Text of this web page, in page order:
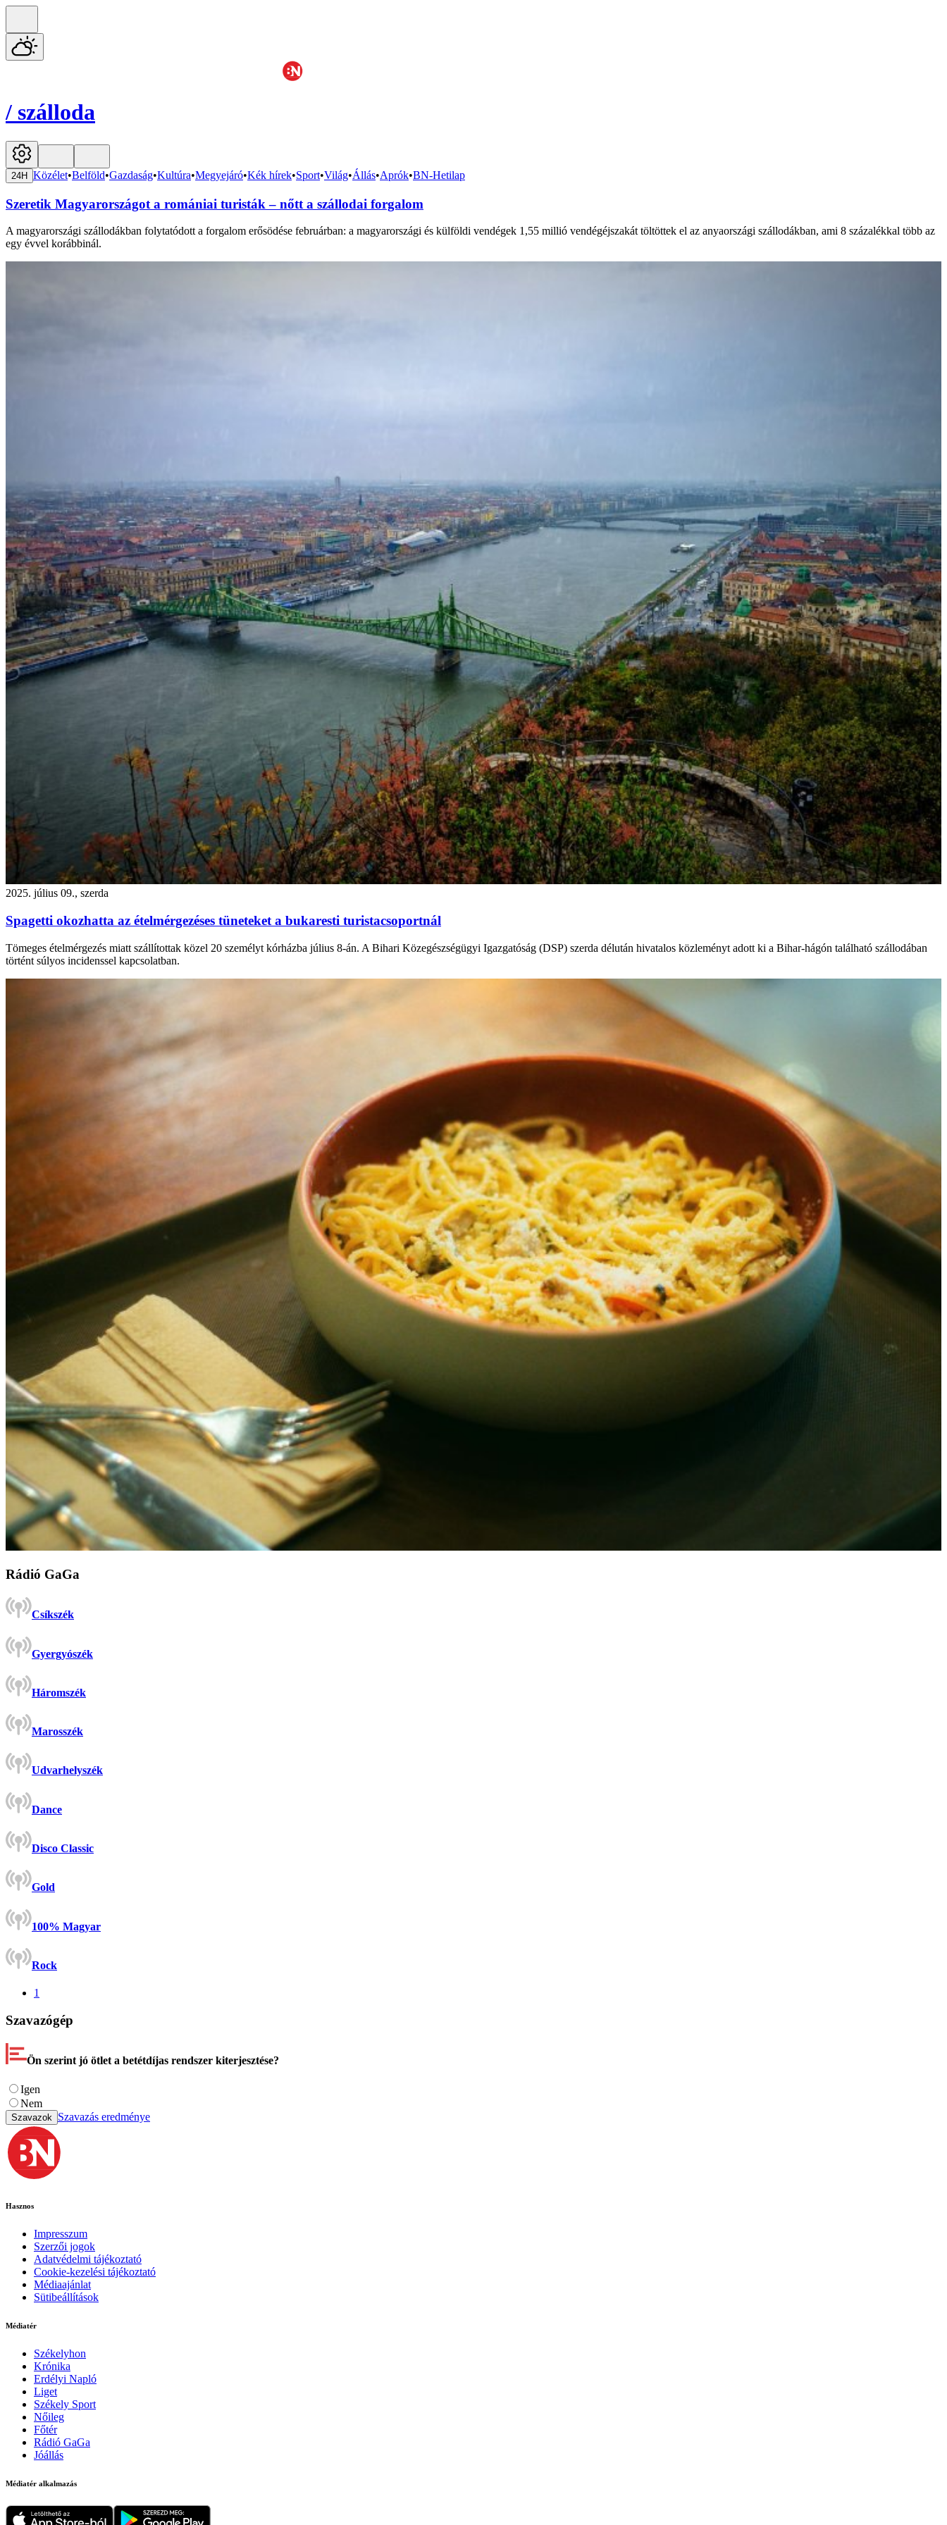
/ szálloda
24H Közélet•Belföld•Gazdaság•Kultúra•Megyejáró•Kék hírek•Sport•Világ•Állás•Aprók•BN-Hetilap
Szeretik Magyarországot a romániai turisták – nőtt a szállodai forgalom
A magyarországi szállodákban folytatódott a forgalom erősödése februárban: a magyarországi és külföldi vendégek 1,55 millió vendégéjszakát töltöttek el az anyaországi szállodákban, ami 8 százalékkal több az
egy évvel korábbinál.
2025. július 09., szerda
Spagetti okozhatta az ételmérgezéses tüneteket a bukaresti turistacsoportnál
Tömeges ételmérgezés miatt szállítottak közel 20 személyt kórházba július 8-án. A Bihari Közegészségügyi Igazgatóság (DSP) szerda délután hivatalos közleményt adott ki a Bihar-hágón található szállodában
történt súlyos incidenssel kapcsolatban.
Rádió GaGa
Csíkszék
Gyergyószék
Háromszék
Marosszék
Udvarhelyszék
Dance
Disco Classic
Gold
100% Magyar
Rock
1
Szavazógép
Ön szerint jó ötlet a betétdíjas rendszer kiterjesztése?
Igen
Nem
Szavazok Szavazás eredménye
Hasznos
Impresszum
Szerzői jogok
Adatvédelmi tájékoztató
Cookie-kezelési tájékoztató
Médiaajánlat
Sütibeállítások
Médiatér
Székelyhon
Krónika
Erdélyi Napló
Liget
Székely Sport
Nőileg
Főtér
Rádió GaGa
Jóállás
Médiatér alkalmazás